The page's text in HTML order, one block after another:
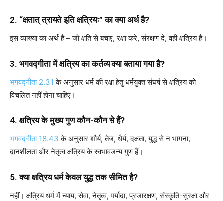
2. “क्षतात् त्रायते इति क्षत्रियः” का क्या अर्थ है?
इस व्याख्या का अर्थ है – जो क्षति से बचाए, रक्षा करे, संरक्षण दे, वही क्षत्रिय है।
3. भगवद्गीता में क्षत्रिय का कर्तव्य क्या बताया गया है?
भगवद्गीता 2.31 के अनुसार धर्म की रक्षा हेतु धर्मयुक्त संघर्ष से क्षत्रिय को
विचलित नहीं होना चाहिए।
4. क्षत्रिय के मुख्य गुण कौन-कौन से हैं?
भगवद्गीता 18.43 के अनुसार शौर्य, तेज, धैर्य, दक्षता, युद्ध से न भागना,
दानशीलता और नेतृत्व क्षत्रिय के स्वभावजन्य गुण हैं।
5. क्या क्षत्रिय धर्म केवल युद्ध तक सीमित है?
नहीं। क्षत्रिय धर्म में न्याय, सेवा, नेतृत्व, मर्यादा, प्रजारक्षण, संस्कृति-सुरक्षा और